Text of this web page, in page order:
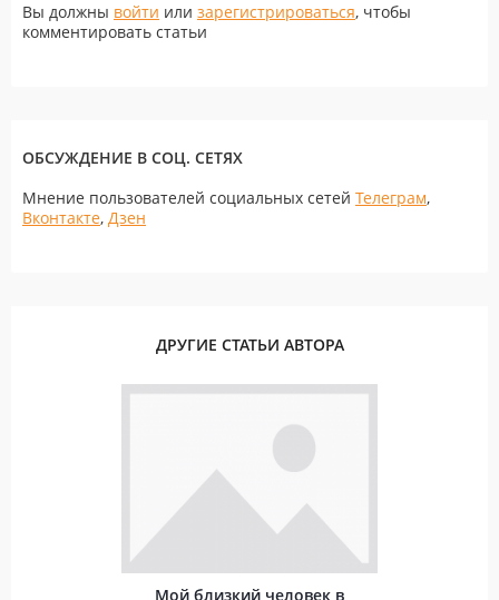
Вы должны войти или зарегистрироваться, чтобы
комментировать статьи
ОБСУЖДЕНИЕ В СОЦ. СЕТЯХ
Мнение пользователей социальных сетей Телеграм,
Вконтакте, Дзен
ДРУГИЕ СТАТЬИ АВТОРА
Мой близкий человек в